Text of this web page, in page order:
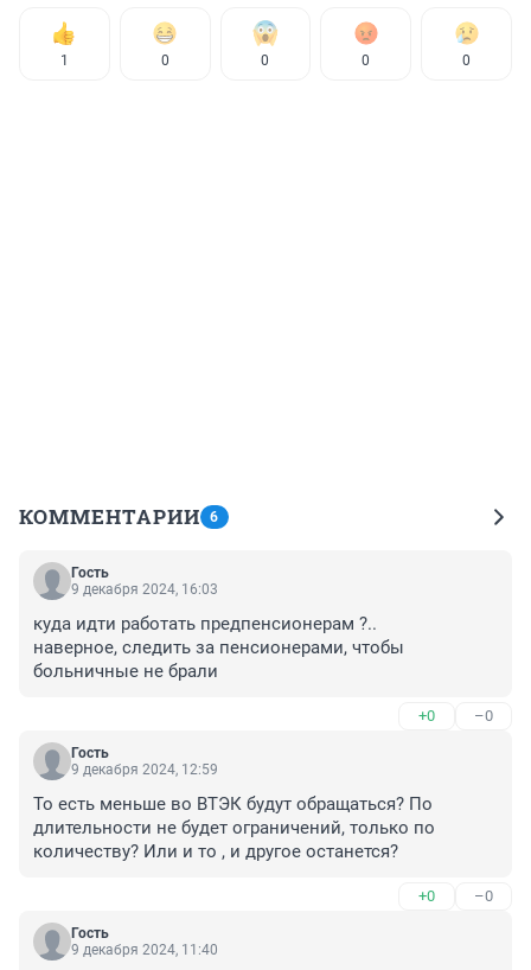
1 0 0 0 0
КОММЕНТАРИИ 6
Гость
9 декабря 2024, 16:03
куда идти работать предпенсионерам ?..
наверное, следить за пенсионерами, чтобы
больничные не брали
+0 –0
Гость
9 декабря 2024, 12:59
То есть меньше во ВТЭК будут обращаться? По
длительности не будет ограничений, только по
количеству? Или и то , и другое останется?
+0 –0
Гость
9 декабря 2024, 11:40